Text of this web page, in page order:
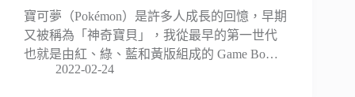
寶可夢（Pokémon）是許多人成長的回憶，早期
又被稱為「神奇寶貝」，我從最早的第一世代
也就是由紅、綠、藍和黃版組成的 Game Bo…
2022-02-24